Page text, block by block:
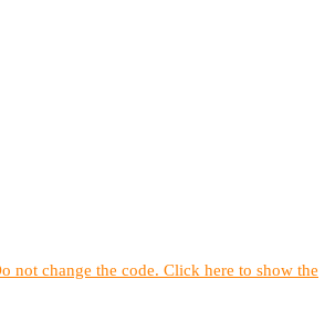
not change the code. Click here to show the